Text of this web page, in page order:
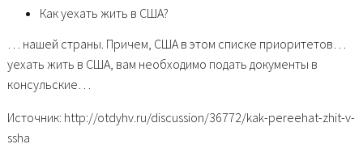
Как уехать жить в США?
… нашей страны. Причем, США в этом списке приоритетов…
уехать жить в США, вам необходимо подать документы в
консульские…
Источник: http://otdyhv.ru/discussion/36772/kak-pereehat-zhit-v-
ssha